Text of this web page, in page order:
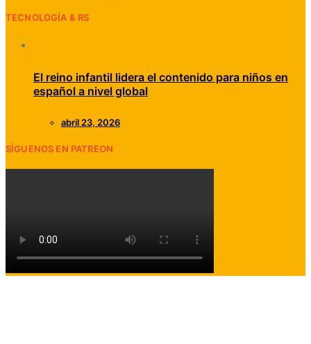
TECNOLOGÍA & RS
El reino infantil lidera el contenido para niños en
español a nivel global
abril 23, 2026
SÍGUENOS EN PATREON